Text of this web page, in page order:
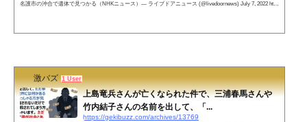
名護市の沖合で遺体で見つかる（NHKニュース）— ライブドアニュース (@livedoornews) July 7, 2022 http
激バズ 1 User
上島竜兵さんが亡くなられた件で、三浦春馬さんや
竹内結子さんの名前を出して、「...
https://gekibuzz.com/archives/13769